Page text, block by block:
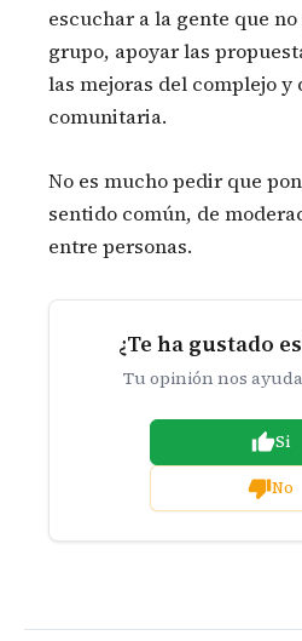
escuchar a la gente que
grupo, apoyar las
las mejoras del complejo y
comunitaria.
No es mucho pedir que
sentido común, de
entre personas.
¿Te ha gustado
Tu opinión nos
Si
No